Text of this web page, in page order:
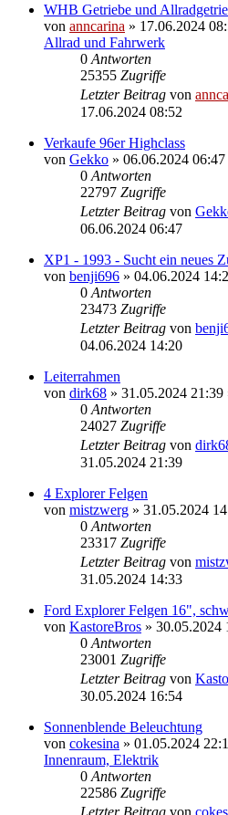
WHB Getriebe und
von anncarina » 17.06.2024
Allrad und Fahrwerk
0 Antworten
25355 Zugriffe
Letzter Beitrag von
17.06.2024 08:52
Verkaufe 96er Highclass
von Gekko » 06.06.2024 06:47
0 Antworten
22797 Zugriffe
Letzter Beitrag von
06.06.2024 06:47
XP1 - 1993 - Sucht ein neues
von benji696 » 04.06.2024
0 Antworten
23473 Zugriffe
Letzter Beitrag von
04.06.2024 14:20
Leiterrahmen
von dirk68 » 31.05.2024 21:39
0 Antworten
24027 Zugriffe
Letzter Beitrag von
31.05.2024 21:39
4 Explorer Felgen
von mistzwerg » 31.05.2024
0 Antworten
23317 Zugriffe
Letzter Beitrag von
31.05.2024 14:33
Ford Explorer Felgen 16",
von KastoreBros » 30.05.2024
0 Antworten
23001 Zugriffe
Letzter Beitrag von
30.05.2024 16:54
Sonnenblende Beleuchtung
von cokesina » 01.05.2024
Innenraum, Elektrik
0 Antworten
22586 Zugriffe
Letzter Beitrag von